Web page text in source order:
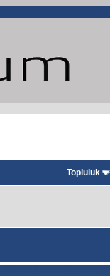
Topluluk